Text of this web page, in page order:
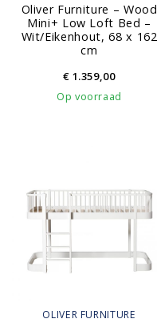
Oliver Furniture – Wood
Mini+ Low Loft Bed –
Wit/Eikenhout, 68 x 162
cm
€1.359,00
Op voorraad
OLIVER FURNITURE